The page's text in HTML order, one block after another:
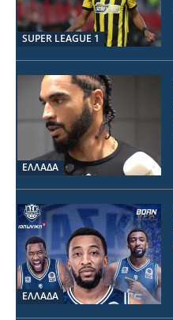
SUPER LEAGUE 1
ΕΛΛΑΔΑ
ΕΛΛΑΔΑ